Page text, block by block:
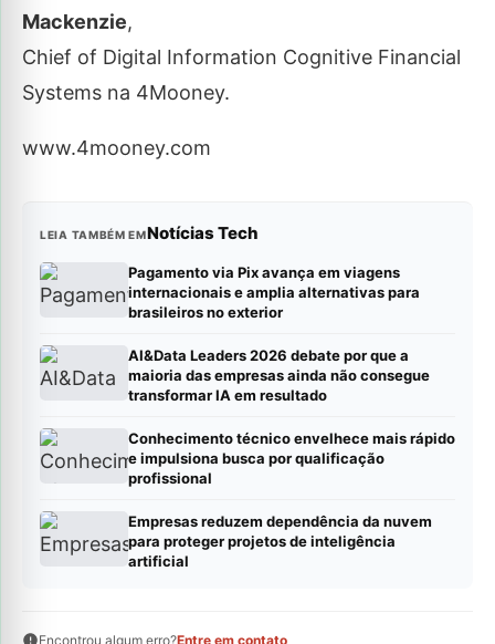
Mackenzie,
Chief of Digital Information Cognitive Financial
Systems na 4Mooney.
www.4mooney.com
LEIA TAMBÉM EMNotícias Tech
Pagamento via Pix avança em viagens
internacionais e amplia alternativas para
brasileiros no exterior
AI&Data Leaders 2026 debate por que a
maioria das empresas ainda não consegue
transformar IA em resultado
Conhecimento técnico envelhece mais rápido
e impulsiona busca por qualificação
profissional
Empresas reduzem dependência da nuvem
para proteger projetos de inteligência
artificial
Encontrou algum erro?Entre em contato